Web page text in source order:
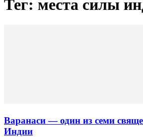
Тег: места силы
Варанаси — один из семи
Индии